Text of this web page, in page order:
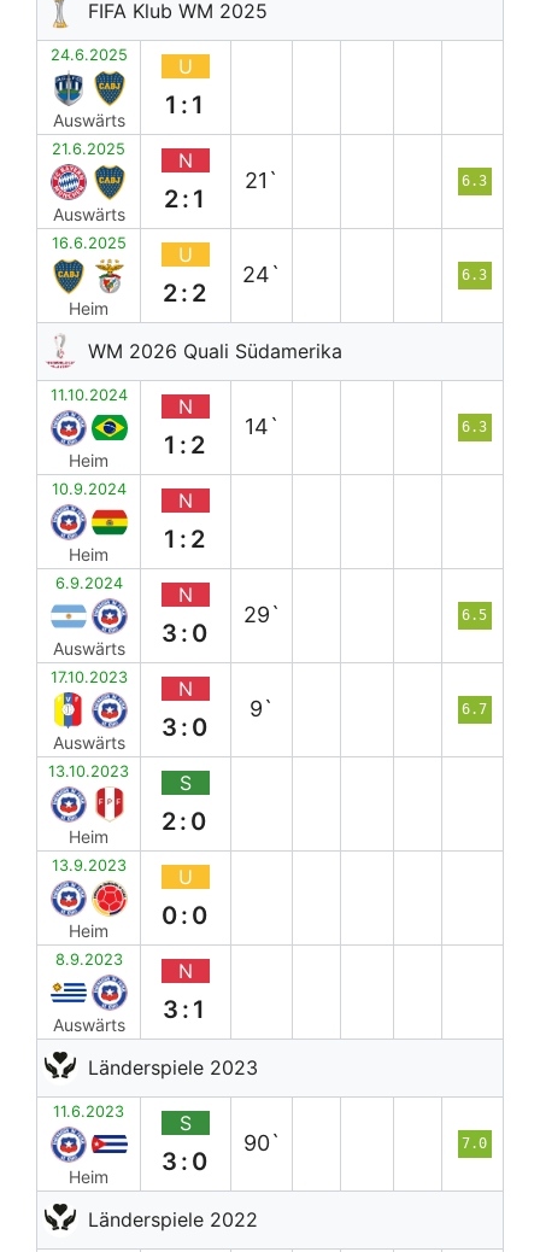
FIFA Klub WM 2025
24.6.2025
Auswärts
U
1:1
21.6.2025
Auswärts
N
2:1
21` 6.3
16.6.2025
Heim
U
2:2
24` 6.3
WM 2026 Quali Südamerika
11.10.2024
Heim
N
1:2
14` 6.3
10.9.2024
Heim
N
1:2
6.9.2024
Auswärts
N
3:0
29` 6.5
17.10.2023
Auswärts
N
3:0
9` 6.7
13.10.2023
Heim
S
2:0
13.9.2023
Heim
U
0:0
8.9.2023
Auswärts
N
3:1
Länderspiele 2023
11.6.2023
Heim
S
3:0
90` 7.0
Länderspiele 2022